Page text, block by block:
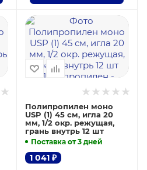
Полипропилен моно
USP (1) 45 см, игла 20
мм, 1/2 окр. режущая,
грань внутрь 12 шт
Поставка от 3 дней
1 041₽